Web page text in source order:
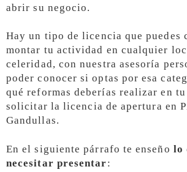
abrir su negocio.
Hay un tipo de licencia que puedes
montar tu actividad en cualquier
celeridad, con nuestra asesoría
poder conocer si optas por esa
qué reformas deberías realizar en
solicitar la licencia de apertura en
Gandullas.
En el siguiente párrafo te enseño lo
necesitar presentar: